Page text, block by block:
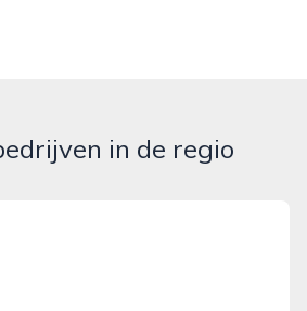
in de regio